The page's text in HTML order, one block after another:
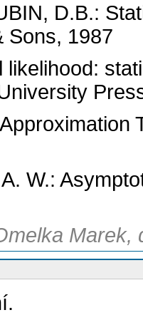
D.B.:
Sons, 1987
likelihood:
W.:
Marek,